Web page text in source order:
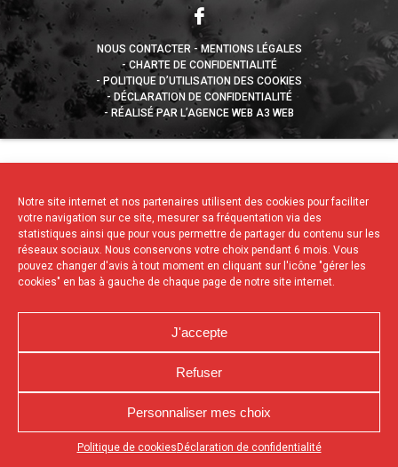
Notre site internet et nos partenaires utilisent des cookies pour faciliter
votre navigation sur ce site, mesurer sa fréquentation via des
statistiques ainsi que pour vous permettre de partager du contenu sur les
réseaux sociaux. Nous conservons votre choix pendant 6 mois. Vous
pouvez changer d'avis à tout moment en cliquant sur l'icône "gérer les
cookies" en bas à gauche de chaque page de notre site internet.
J'accepte
Refuser
Personnaliser mes choix
Politique de cookies Déclaration de confidentialité
Appuyez sur le bouton partager en bas de votre
NOUS CONTACTER
MENTIONS LÉGALES
CHARTE DE CONFIDENTIALITÉ
POLITIQUE D’UTILISATION DES COOKIES
DÉCLARATION DE CONFIDENTIALITÉ
RÉALISÉ PAR L’AGENCE WEB A3 WEB